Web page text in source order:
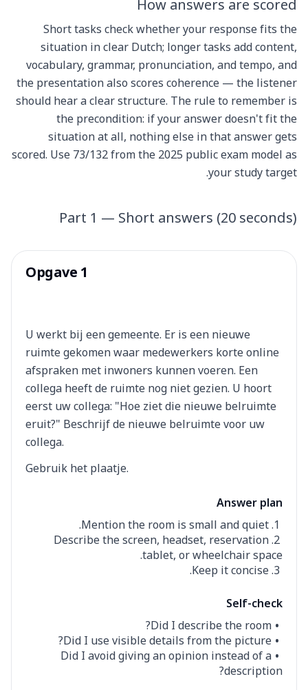
Short tasks check whether your response fits the
situation in clear Dutch; longer tasks add content,
vocabulary, grammar, pronunciation, and tempo, and
the presentation also scores coherence — the listener
should hear a clear structure. The rule to remember is
the precondition: if your answer doesn't fit the
situation at all, nothing else in that answer gets
scored. Use 73/132 from the 2025 public exam model as
your study target.
Part 1 — Short answers (20 seconds)
Opgave 1
U werkt bij een gemeente. Er is een nieuwe
ruimte gekomen waar medewerkers korte online
afspraken met inwoners kunnen voeren. Een
collega heeft de ruimte nog niet gezien. U hoort
eerst uw collega: "Hoe ziet die nieuwe belruimte
eruit?" Beschrijf de nieuwe belruimte voor uw
collega.
Gebruik het plaatje.
Answer plan
Mention the room is small and quiet.
Describe the screen, headset, reservation
tablet, or wheelchair space.
Keep it concise.
Self-check
Did I describe the room?
Did I use visible details from the picture?
Did I avoid giving an opinion instead of a
description?